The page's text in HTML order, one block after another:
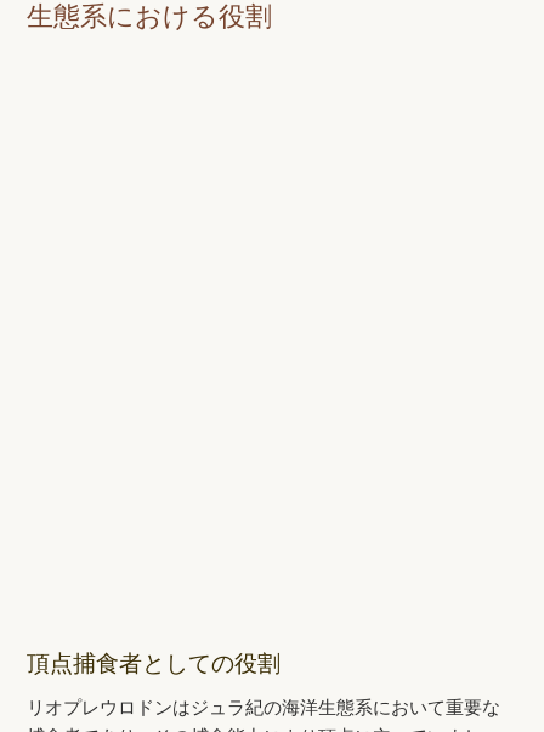
生態系における役割
頂点捕食者としての役割
リオプレウロドンはジュラ紀の海洋生態系において重要な